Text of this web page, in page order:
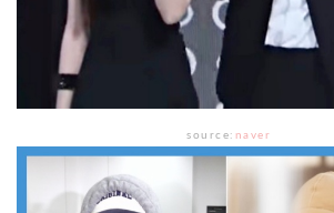
source: naver